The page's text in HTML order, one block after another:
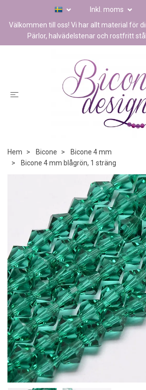
Inkl. moms
Välkommen till oss! Vi har allt material för
Pärlor, halvädelstenar och rostfritt
Hem Bicone
Bicone 4 mm
Bicone 4 mm blågrön, 1 sträng